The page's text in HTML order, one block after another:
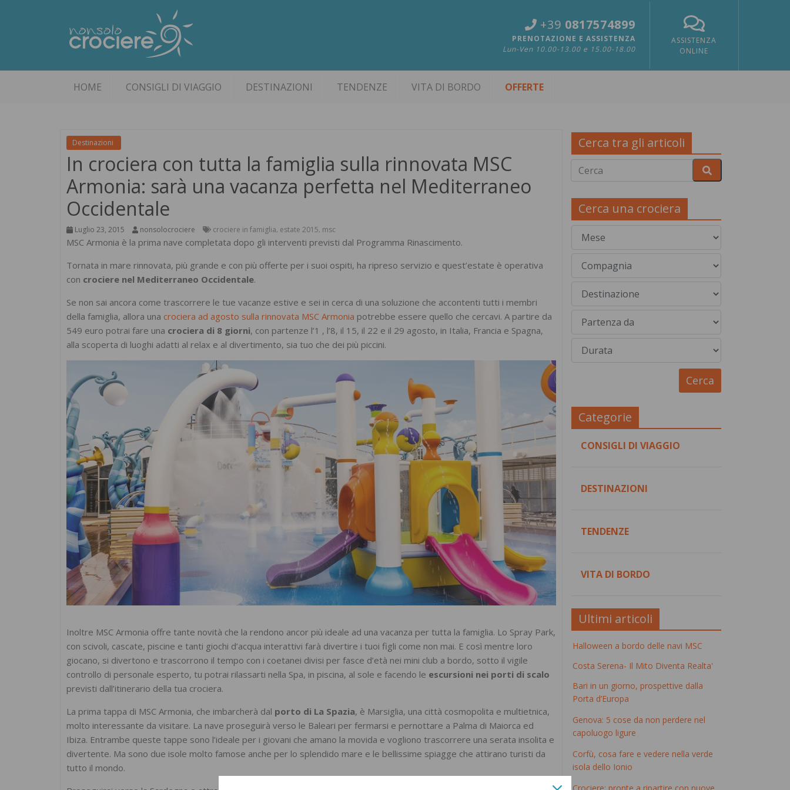
+39 0817574899
PRENOTAZIONE E ASSISTENZA
Lun-Ven 10.00-13.00 e 15.00-18.00
ASSISTENZA
ONLINE
HOME CONSIGLI DI VIAGGIO DESTINAZIONI TENDENZE VITA DI BORDO OFFERTE
Destinazioni
In crociera con tutta la famiglia sulla rinnovata MSC
Armonia: sarà una vacanza perfetta nel Mediterraneo
Occidentale
Luglio 23, 2015 nonsolocrociere crociere in famiglia, estate 2015, msc
MSC Armonia è la prima nave completata dopo gli interventi previsti dal Programma Rinascimento.
Tornata in mare rinnovata, più grande e con più offerte per i suoi ospiti, ha ripreso servizio e quest’estate è operativa
con crociere nel Mediterraneo Occidentale.
Se non sai ancora come trascorrere le tue vacanze estive e sei in cerca di una soluzione che accontenti tutti i membri
della famiglia, allora una crociera ad agosto sulla rinnovata MSC Armonia potrebbe essere quello che cercavi. A partire da
549 euro potrai fare una crociera di 8 giorni, con partenze l’1 , l’8, il 15, il 22 e il 29 agosto, in Italia, Francia e Spagna,
alla scoperta di luoghi adatti al relax e al divertimento, sia tuo che dei più piccini.
Inoltre MSC Armonia offre tante novità che la rendono ancor più ideale ad una vacanza per tutta la famiglia. Lo Spray Park,
con scivoli, cascate, piscine e tanti giochi d’acqua interattivi farà divertire i tuoi figli come non mai. E così mentre loro
giocano, si divertono e trascorrono il tempo con i coetanei divisi per fasce d’età nei mini club a bordo, sotto il vigile
controllo di personale esperto, tu potrai rilassarti nella Spa, in piscina, al sole e facendo le escursioni nei porti di scalo
previsti dall’itinerario della tua crociera.
La prima tappa di MSC Armonia, che imbarcherà dal porto di La Spazia, è Marsiglia, una città cosmopolita e multietnica,
molto interessante da visitare. La nave proseguirà verso le Baleari per fermarsi e pernottare a Palma di Maiorca ed
Ibiza. Entrambe queste tappe sono l’ideale per i giovani che amano la movida e vogliono trascorrere una serata insolita e
divertente. Ma sono due isole molto famose anche per lo splendido mare e le bellissime spiagge che attirano turisti da
tutto il mondo.
Cerca tra gli articoli
Cerca una crociera
Categorie
CONSIGLI DI VIAGGIO
DESTINAZIONI
TENDENZE
VITA DI BORDO
Ultimi articoli
Halloween a bordo delle navi MSC
Costa Serena- Il Mito Diventa Realta'
Bari in un giorno, prospettive dalla
Porta d’Europa
Genova: 5 cose da non perdere nel
capoluogo ligure
Corfù, cosa fare e vedere nella verde
isola dello Ionio